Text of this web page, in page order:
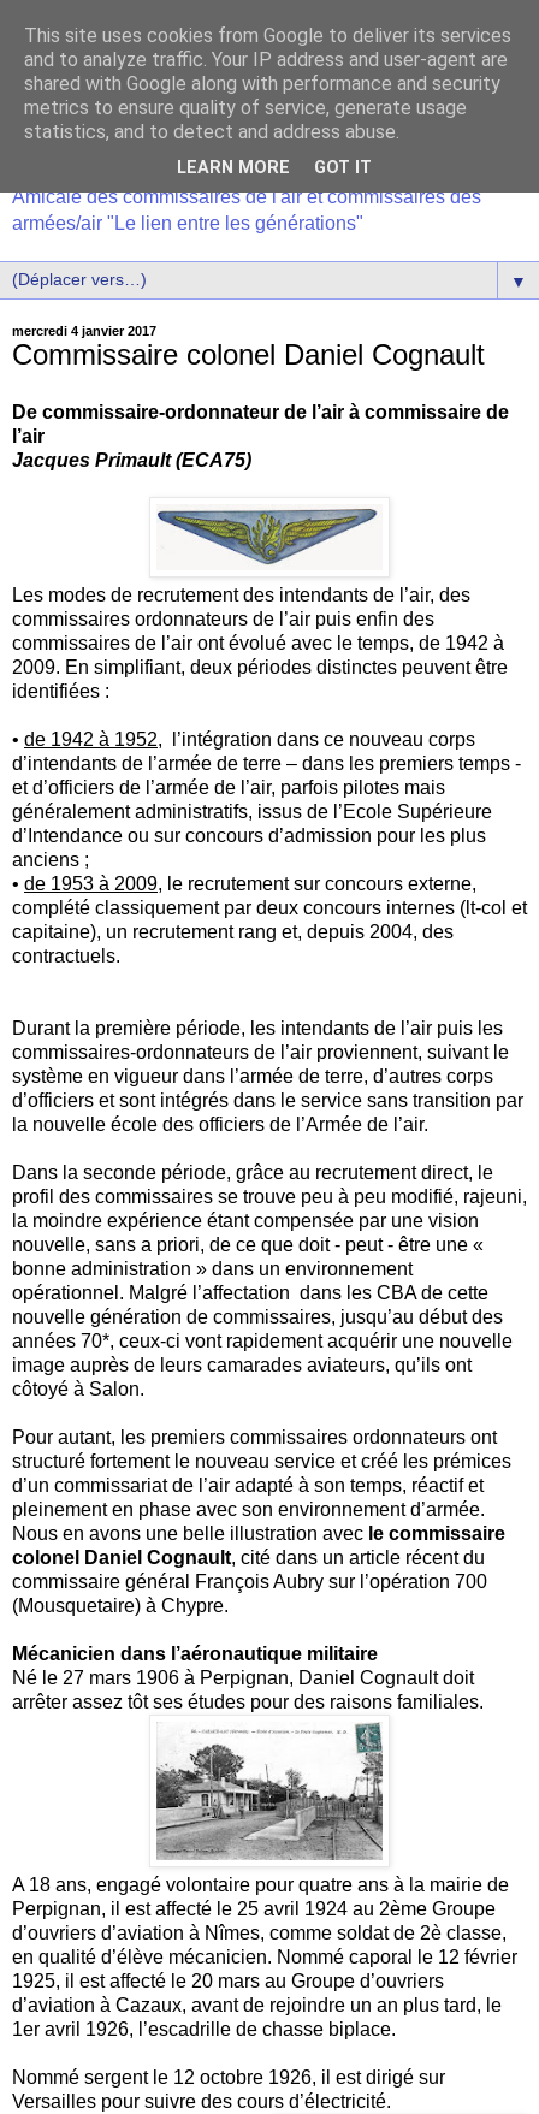
Amicale des commissaires de l'air et commissaires des
armées/air "Le lien entre les générations"
▼
mercredi 4 janvier 2017
Commissaire colonel Daniel Cognault
De commissaire-ordonnateur de l’air à commissaire de
l’air
Jacques Primault (ECA75)
Les modes de recrutement des intendants de l’air, des
commissaires ordonnateurs de l’air puis enfin des
commissaires de l’air ont évolué avec le temps, de 1942 à
2009. En simplifiant, deux périodes distinctes peuvent être
identifiées :
• de 1942 à 1952, l’intégration dans ce nouveau corps
d’intendants de l’armée de terre – dans les premiers temps -
et d’officiers de l’armée de l’air, parfois pilotes mais
généralement administratifs, issus de l’Ecole Supérieure
d’Intendance ou sur concours d’admission pour les plus
anciens ;
• de 1953 à 2009, le recrutement sur concours externe,
complété classiquement par deux concours internes (lt-col et
capitaine), un recrutement rang et, depuis 2004, des
contractuels.
Durant la première période, les intendants de l’air puis les
commissaires-ordonnateurs de l’air proviennent, suivant le
système en vigueur dans l’armée de terre, d’autres corps
d’officiers et sont intégrés dans le service sans transition par
la nouvelle école des officiers de l’Armée de l’air.
Dans la seconde période, grâce au recrutement direct, le
profil des commissaires se trouve peu à peu modifié, rajeuni,
la moindre expérience étant compensée par une vision
nouvelle, sans a priori, de ce que doit - peut - être une «
bonne administration » dans un environnement
opérationnel. Malgré l’affectation dans les CBA de cette
nouvelle génération de commissaires, jusqu’au début des
années 70*, ceux-ci vont rapidement acquérir une nouvelle
image auprès de leurs camarades aviateurs, qu’ils ont
côtoyé à Salon.
Pour autant, les premiers commissaires ordonnateurs ont
structuré fortement le nouveau service et créé les prémices
d’un commissariat de l’air adapté à son temps, réactif et
pleinement en phase avec son environnement d’armée.
Nous en avons une belle illustration avec le commissaire
colonel Daniel Cognault, cité dans un article récent du
commissaire général François Aubry sur l’opération 700
(Mousquetaire) à Chypre.
Mécanicien dans l’aéronautique militaire
Né le 27 mars 1906 à Perpignan, Daniel Cognault doit
arrêter assez tôt ses études pour des raisons familiales.
A 18 ans, engagé volontaire pour quatre ans à la mairie de
Perpignan, il est affecté le 25 avril 1924 au 2ème Groupe
d’ouvriers d’aviation à Nîmes, comme soldat de 2è classe,
en qualité d’élève mécanicien. Nommé caporal le 12 février
1925, il est affecté le 20 mars au Groupe d’ouvriers
d’aviation à Cazaux, avant de rejoindre un an plus tard, le
1er avril 1926, l’escadrille de chasse biplace.
Nommé sergent le 12 octobre 1926, il est dirigé sur
Versailles pour suivre des cours d’électricité.
This site uses cookies from Google to deliver its services
and to analyze traffic. Your IP address and user-agent are
shared with Google along with performance and security
metrics to ensure quality of service, generate usage
statistics, and to detect and address abuse.
LEARN MORE GOT IT